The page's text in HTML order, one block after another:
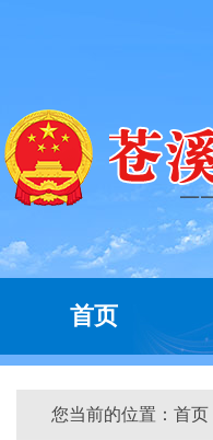
首页
您当前的位置： 首页